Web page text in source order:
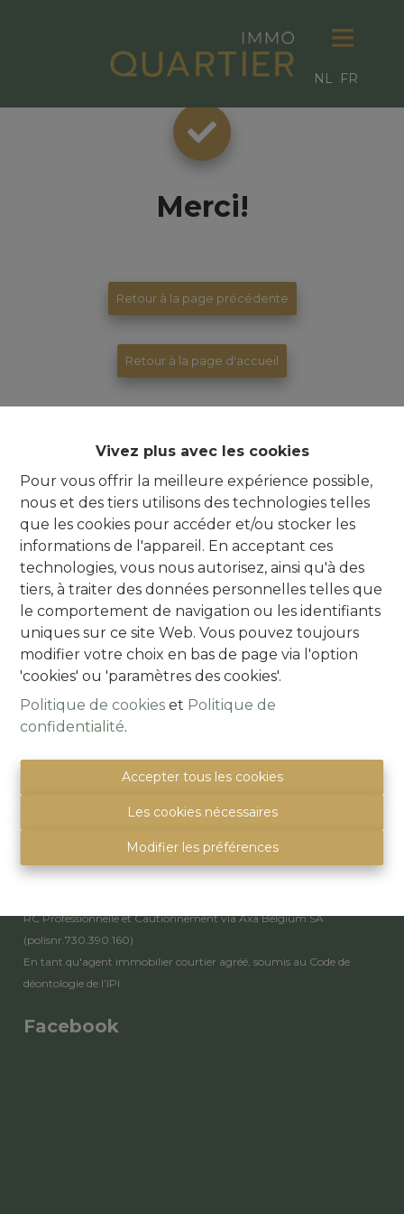
Vivez plus avec les cookies
Pour vous offrir la meilleure expérience possible,
nous et des tiers utilisons des technologies telles
que les cookies pour accéder et/ou stocker les
informations de l'appareil. En acceptant ces
technologies, vous nous autorisez, ainsi qu'à des
tiers, à traiter des données personnelles telles que
le comportement de navigation ou les identifiants
uniques sur ce site Web. Vous pouvez toujours
modifier votre choix en bas de page via l'option
'cookies' ou 'paramètres des cookies'.
Politique de cookies et Politique de
confidentialité.
Accepter tous les cookies
Les cookies nécessaires
Modifier les préférences
NL FR
Merci!
Retour à la page précédente
Retour à la page d'accueil
Alsembergsesteenweg 259
1501 Buizingen
(Parking naast de deur)
BE 0759.557.213
Disclaimer -Privacy statement
Mentions légales
Agent immobilier intermédiaire et régisseur
Institut professionnel des agents immobiliers,
rue du Luxembourg 16 B - 1000 Bruxelles
RC Professionnelle et Cautionnement via Axa Belgium SA
(polisnr.730.390.160)
En tant qu'agent immobilier courtier agréé, soumis au Code de
déontologie de l’IPI
Facebook